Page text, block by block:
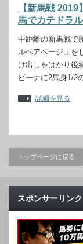
【新馬戦
馬でカテドラ
中距離の新馬戦で
ルベアベージュを
け出しをはかり後
ビーナに2馬身1/2
詳細を見る
トップページに戻る
スポンサーリンク